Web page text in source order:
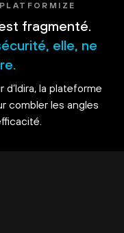
fragmenté.
elle, ne
la plateforme
combler les angles